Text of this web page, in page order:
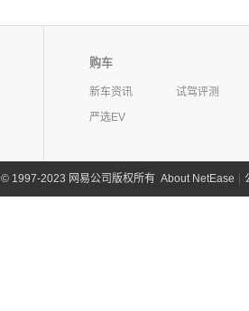
购车
新车资讯
试驾评测
严选EV
©1997-2023 网易公司版权所有 About NetEase